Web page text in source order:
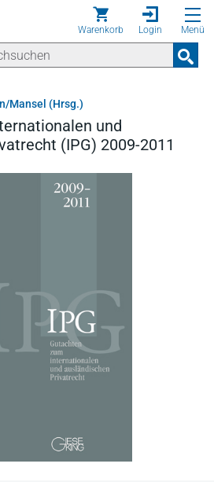
Warenkorb Login Menü
Mansel (Hrsg.)
und
(IPG) 2009-2011